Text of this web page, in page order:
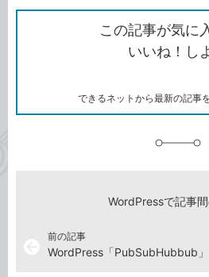
で
シ
ェ
ア
シ
ェ
ア
この記事が気に
いいね！し
できるネットから最新の記事
前の記事
WordPressで記事